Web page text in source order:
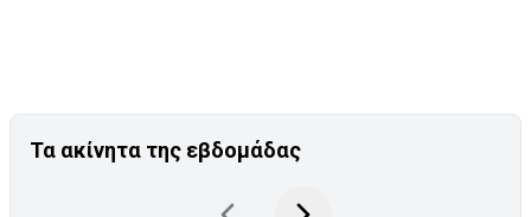
Τα ακίνητα της εβδομάδας